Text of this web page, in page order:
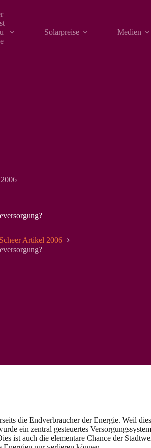
Solarpreise Medien
Artikel 2006
die Endverbraucher der Energie. Weil
ein zentral gesteuertes
ist auch die elementare Chance der